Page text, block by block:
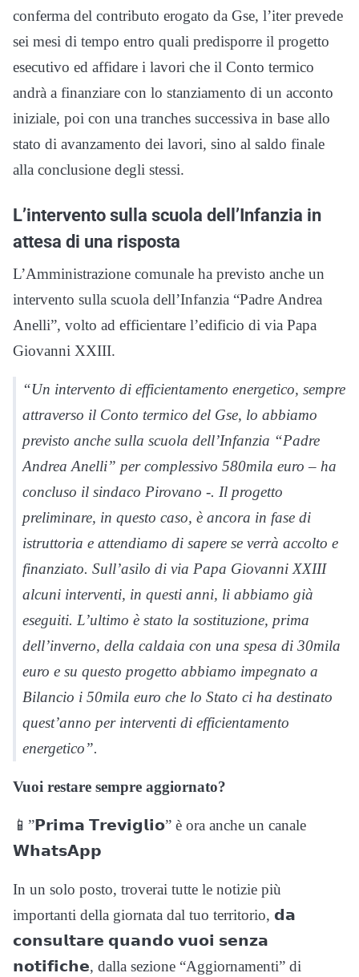
conferma del contributo erogato da Gse, l’iter prevede
sei mesi di tempo entro quali predisporre il progetto
esecutivo ed affidare i lavori che il Conto termico
andrà a finanziare con lo stanziamento di un acconto
iniziale, poi con una tranches successiva in base allo
stato di avanzamento dei lavori, sino al saldo finale
alla conclusione degli stessi.
L’intervento sulla scuola dell’Infanzia in
attesa di una risposta
L’Amministrazione comunale ha previsto anche un
intervento sulla scuola dell’Infanzia “Padre Andrea
Anelli”, volto ad efficientare l’edificio di via Papa
Giovanni XXIII.
“Un intervento di efficientamento energetico, sempre
attraverso il Conto termico del Gse, lo abbiamo
previsto anche sulla scuola dell’Infanzia “Padre
Andrea Anelli” per complessivo 580mila euro – ha
concluso il sindaco Pirovano -. Il progetto
preliminare, in questo caso, è ancora in fase di
istruttoria e attendiamo di sapere se verrà accolto e
finanziato. Sull’asilo di via Papa Giovanni XXIII
alcuni interventi, in questi anni, li abbiamo già
eseguiti. L’ultimo è stato la sostituzione, prima
dell’inverno, della caldaia con una spesa di 30mila
euro e su questo progetto abbiamo impegnato a
Bilancio i 50mila euro che lo Stato ci ha destinato
quest’anno per interventi di efficientamento
energetico”.
Vuoi restare sempre aggiornato?
📱”𝗣𝗿𝗶𝗺𝗮 𝗧𝗿𝗲𝘃𝗶𝗴𝗹𝗶𝗼” è ora anche un canale
𝗪𝗵𝗮𝘁𝘀𝗔𝗽𝗽
In un solo posto, troverai tutte le notizie più
importanti della giornata dal tuo territorio, 𝗱𝗮
𝗰𝗼𝗻𝘀𝘂𝗹𝘁𝗮𝗿𝗲 𝗾𝘂𝗮𝗻𝗱𝗼 𝘃𝘂𝗼𝗶 𝘀𝗲𝗻𝘇𝗮
𝗻𝗼𝘁𝗶𝗳𝗶𝗰𝗵𝗲, dalla sezione “Aggiornamenti” di